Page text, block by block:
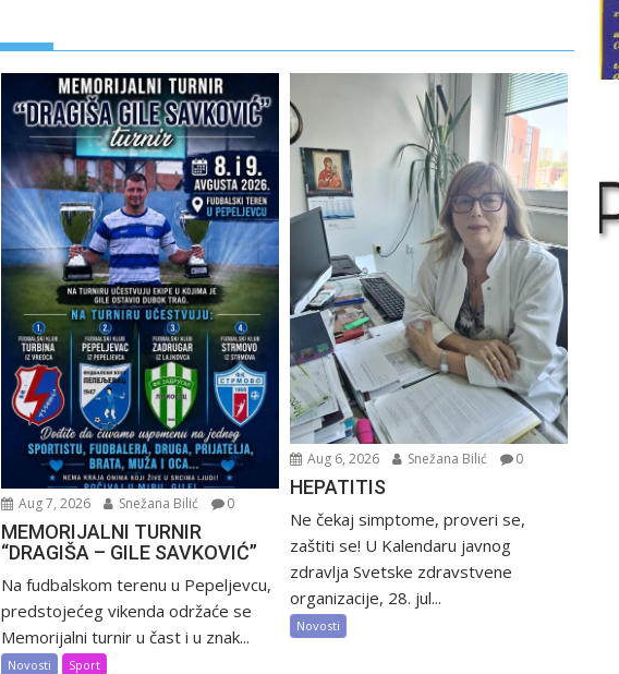
Aug 7, 2026 Snežana Bilić 0
MEMORIJALNI TURNIR
“DRAGIŠA – GILE SAVKOVIĆ”
Na fudbalskom terenu u Pepeljevcu,
predstojećeg vikenda održaće se
Memorijalni turnir u čast i u znak...
Novosti Sport
Aug 6, 2026 Snežana Bilić 0
HEPATITIS
Ne čekaj simptome, proveri se,
zaštiti se! U Kalendaru javnog
zdravlja Svetske zdravstvene
organizacije, 28. jul...
Novosti